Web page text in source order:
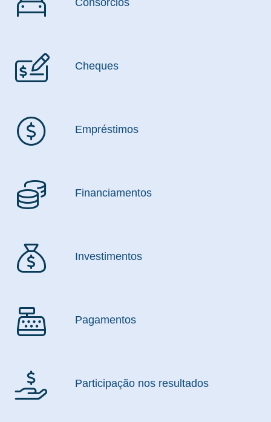
Consórcios
Cheques
Empréstimos
Financiamentos
Investimentos
Pagamentos
Participação nos resultados